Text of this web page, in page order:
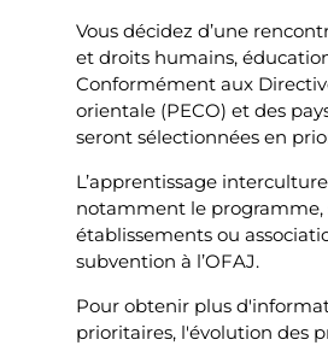
Vous décidez d’une
et droits humains,
Conformément aux
orientale (PECO) et des
seront sélectionnées en
L’apprentissage
notamment le programme,
établissements ou
subvention à l’OFAJ.
Pour obtenir plus
prioritaires, l'évolution des